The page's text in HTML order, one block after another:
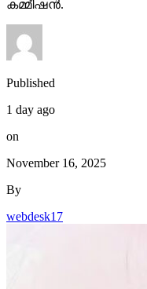
കമ്മീഷന്‍.
Published
1 day ago
on
November 16, 2025
By
webdesk17